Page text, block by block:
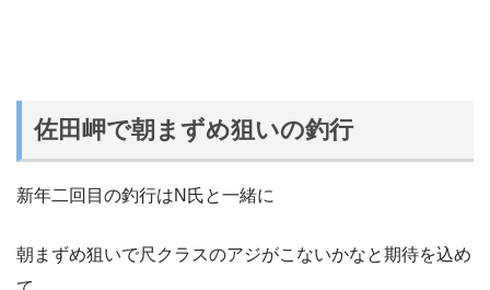
佐田岬で朝まずめ狙いの釣行
新年二回目の釣行はN氏と一緒に
朝まずめ狙いで尺クラスのアジがこないかなと期待を込め